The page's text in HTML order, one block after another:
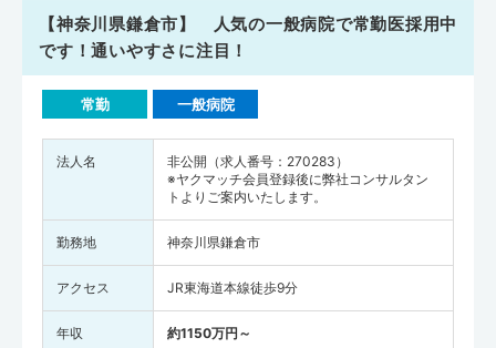
【神奈川県鎌倉市】 人気の一般病院で常勤医採用中
です！通いやすさに注目！
常勤 一般病院
法人名
非公開（求人番号：270283）
※ヤクマッチ会員登録後に弊社コンサルタン
トよりご案内いたします。
勤務地 神奈川県鎌倉市
アクセス JR東海道本線徒歩9分
年収 約1150万円～